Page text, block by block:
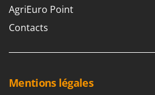
Redback
Resto Italia
Ribimex
Ritter
AgriEuro Point
Contacts
Mentions légales